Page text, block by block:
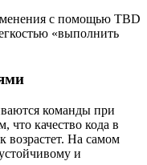
с помощью TBD
«выполнить
команды при
что качество кода в
возрастет. На самом
и